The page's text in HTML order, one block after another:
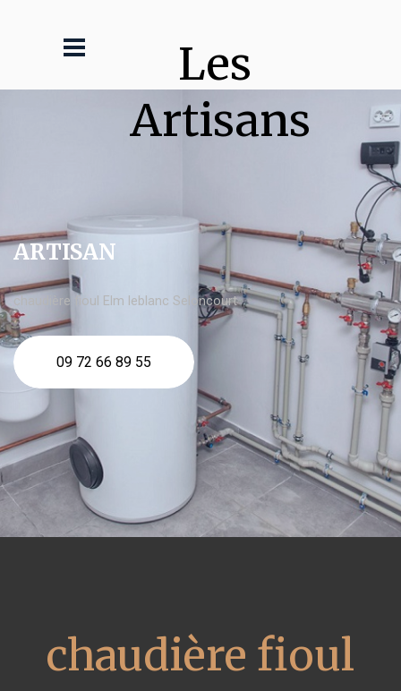
Les
Artisans
ARTISAN
chaudière fioul Elm leblanc Seloncourt
09 72 66 89 55
chaudière fioul